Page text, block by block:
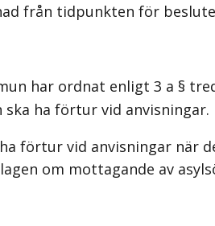
från tidpunkten för
har ordnat enligt 3 a §
ha förtur vid anvisningar.
förtur vid anvisningar när
om mottagande av